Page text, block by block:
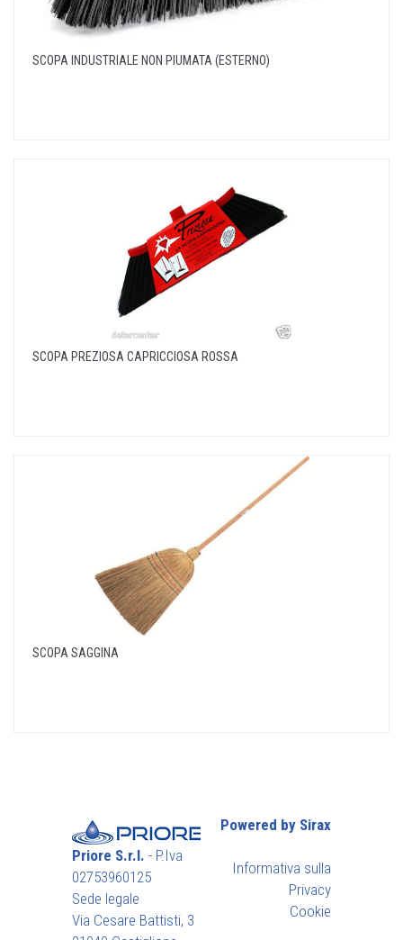
SCOPA INDUSTRIALE NON PIUMATA (ESTERNO)
SCOPA PREZIOSA CAPRICCIOSA ROSSA
SCOPA SAGGINA
Priore S.r.l. - P.Iva
02753960125
Sede legale
Via Cesare Battisti, 3
Powered by Sirax
Informativa sulla
Privacy
Cookie